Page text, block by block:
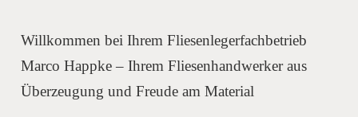
Willkommen bei Ihrem Fliesenlegerfachbetrieb
Marco Happke – Ihrem Fliesenhandwerker aus
Überzeugung und Freude am Material